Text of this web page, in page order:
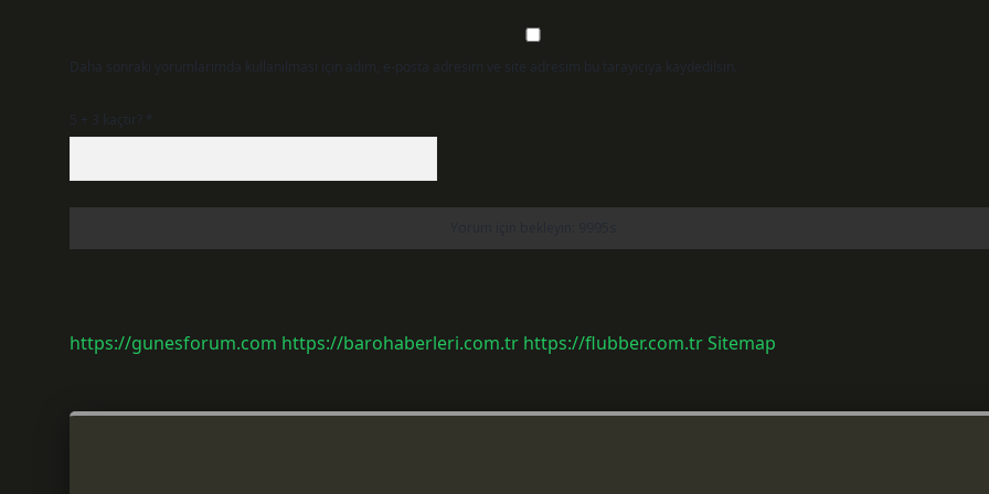
Daha sonraki yorumlarımda kullanılması için adım, e-posta adresim ve site adresim bu tarayıcıya kaydedilsin.
5 + 3 kaçtır? *
https://gunesforum.com https://barohaberleri.com.tr https://flubber.com.trSitemap